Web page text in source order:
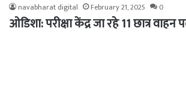
navabharat digital February 21, 2025 0
ओडिशा: परीक्षा केंद्र जा रहे 11 छात्र